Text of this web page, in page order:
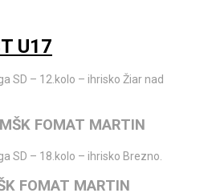
U17
SD – 12.kolo – ihrisko Žiar nad
FOMAT MARTIN
SD – 18.kolo – ihrisko Brezno.
FOMAT MARTIN